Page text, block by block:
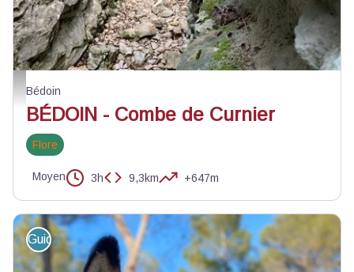
Combe de Curnier - ©Chloé Giboin - PNR Mont-Ventoux
Bédoin
BÉDOIN - Combe de Curnier
Flore
Moyen 3h 9,3km +647m
Guide - Sortie accompagnée